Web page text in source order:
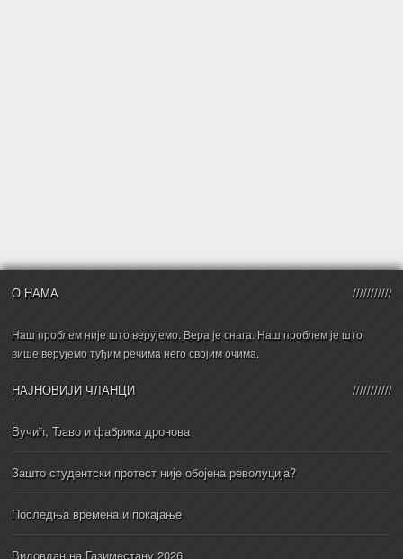
О НАМА
Наш проблем није што верујемо. Вера је снага. Наш проблем је што
више верујемо туђим речима него својим очима.
НАЈНОВИЈИ ЧЛАНЦИ
Вучић, Ђаво и фабрика дронова
Зашто студентски протест није обојена револуција?
Последња времена и покајање
Видовдан на Газиместану 2026